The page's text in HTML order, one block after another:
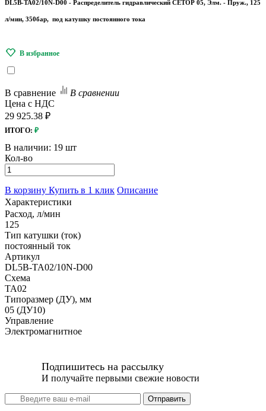
DL5B-TA02/10N-D00 - Распределитель гидравлический СЕТОР 05, Элм. - Пруж., 125
л/мин, 350бар, под катушку постоянного тока
В сравнение
В сравнении
Цена с НДС
29 925.38 ₽
ИТОГО: ₽
В наличии: 19 шт
Кол-во
В корзину Купить в 1 клик Описание
Характеристики
Расход, л/мин
125
Тип катушки (ток)
постоянный ток
Артикул
DL5B-TA02/10N-D00
Схема
TA02
Типоразмер (ДУ), мм
05 (ДУ10)
Управление
Электромагнитное
Подпишитесь на рассылку
И получайте первыми свежие новости
Отправить